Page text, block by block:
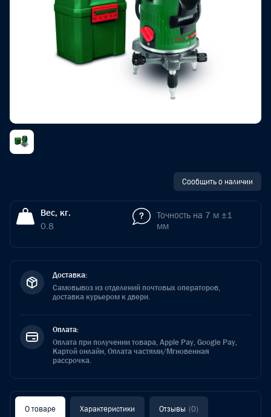
Сообщить о наличии
Вес, кг.
0.8
Точность на 7 м ±1
мм
Доставка:
Самовывоз из отделений почтовых операторов,
доставка курьером к двери.
Оплата:
Оплата при получении товара, Apple Pay, Google Pay,
Картой онлайн, Оплата частями/Мгновенная
рассрочка.
О товаре Характеристики Отзывы (0)